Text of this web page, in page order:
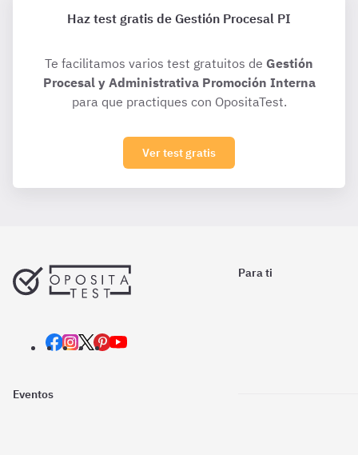
Haz test gratis de Gestión Procesal PI
Te facilitamos varios test gratuitos de Gestión
Procesal y Administrativa Promoción Interna
para que practiques con OpositaTest.
Ver test gratis
Para ti
Eventos